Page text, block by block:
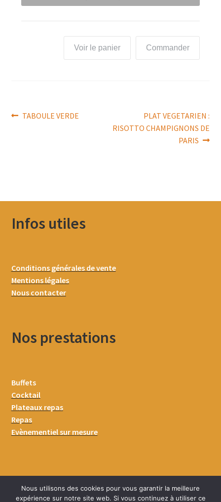
Commander
Voir le panier
Navigation
Article
TABOULE VERDE
Article
suivant :
PLAT VEGETARIEN :
RISOTTO CHAMPIGNONS DE
PARIS
Infos utiles
Conditions générales de vente
Mentions légales
Nous contacter
Nos prestations
Buffets
Cocktail
Plateaux repas
Repas
Evènementiel sur mesure
Nous utilisons des cookies pour vous garantir la meilleure
expérience sur notre site web. Si vous continuez à utiliser ce